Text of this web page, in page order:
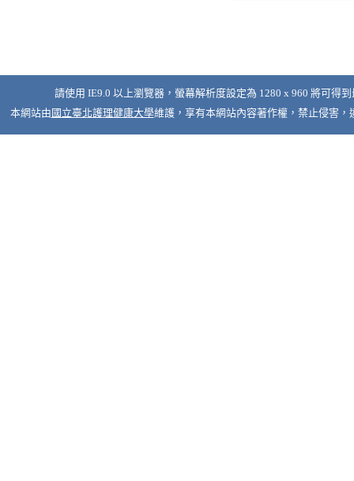
請使用 IE9.0 以上瀏覽器，螢幕解析度設定為 1280 x 960 將可得
本網站由 國立臺北護理健康大學維護，享有本網站內容著作權，禁止侵害，